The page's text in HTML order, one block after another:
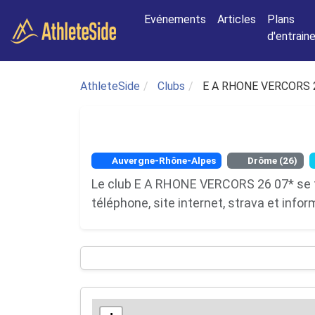
Evénements
Articles
Plans
AthleteSide Clubs E A RHONE
Auvergne-Rhône-Alpes Drôme (26)
Le club E A RHONE VERCORS 26 07*
téléphone, site internet, strava et